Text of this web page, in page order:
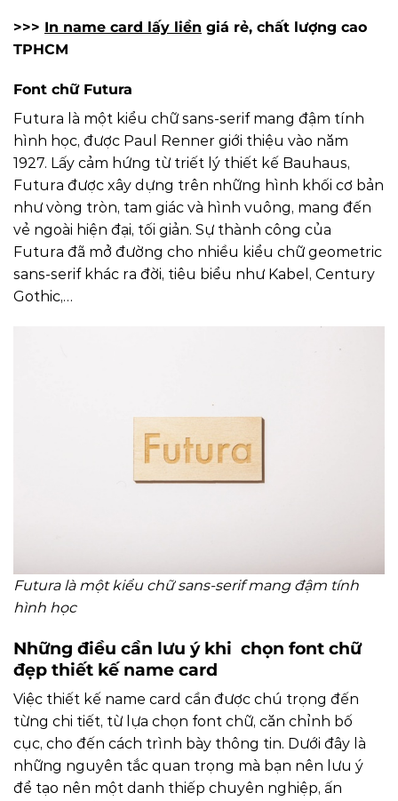
>>> In name card lấy liền giá rẻ, chất lượng cao
TPHCM
Font chữ Futura
Futura là một kiểu chữ sans-serif mang đậm tính
hình học, được Paul Renner giới thiệu vào năm
1927. Lấy cảm hứng từ triết lý thiết kế Bauhaus,
Futura được xây dựng trên những hình khối cơ bản
như vòng tròn, tam giác và hình vuông, mang đến
vẻ ngoài hiện đại, tối giản. Sự thành công của
Futura đã mở đường cho nhiều kiểu chữ geometric
sans-serif khác ra đời, tiêu biểu như Kabel, Century
Gothic,…
Futura là một kiểu chữ sans-serif mang đậm tính
hình học
Những điều cần lưu ý khi chọn font chữ
đẹp thiết kế name card
Việc thiết kế name card cần được chú trọng đến
từng chi tiết, từ lựa chọn font chữ, căn chỉnh bố
cục, cho đến cách trình bày thông tin. Dưới đây là
những nguyên tắc quan trọng mà bạn nên lưu ý
để tạo nên một danh thiếp chuyên nghiệp, ấn